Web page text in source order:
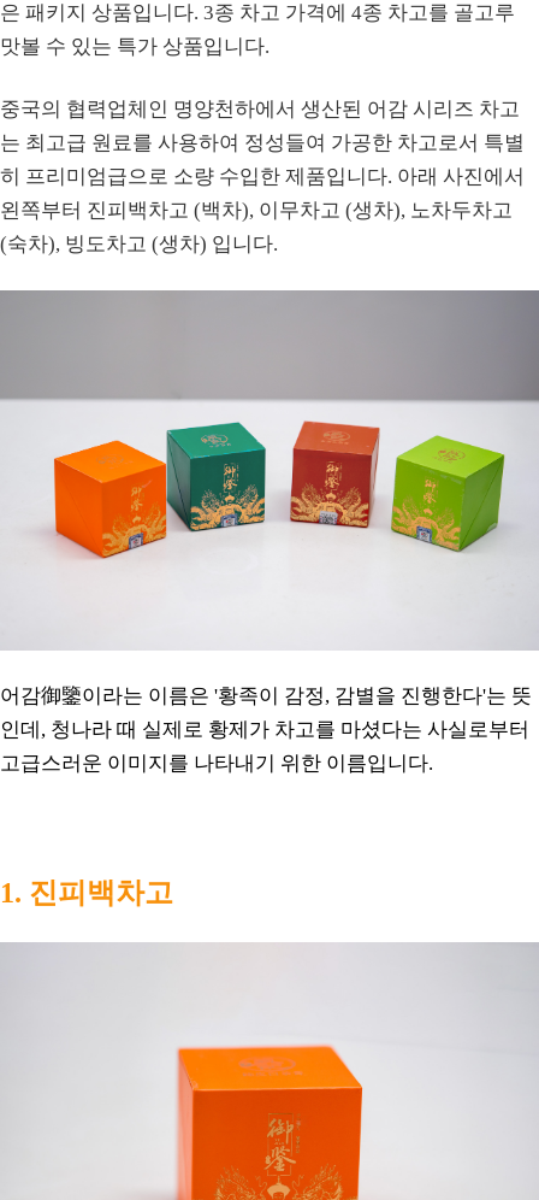
은 패키지 상품입니다. 3종 차고 가격에 4종 차고를 골고루
맛볼 수 있는 특가 상품입니다.
중국의 협력업체인 명양천하에서 생산된 어감 시리즈 차고
는 최고급 원료를 사용하여 정성들여 가공한 차고로서 특별
히 프리미엄급으로 소량 수입한 제품입니다. 아래 사진에서
왼쪽부터 진피백차고 (백차), 이무차고 (생차), 노차두차고
(숙차), 빙도차고 (생차) 입니다.
어감御鑒이라는 이름은 '황족이 감정, 감별을 진행한다'는 뜻
인데, 청나라 때 실제로 황제가 차고를 마셨다는 사실로부터
고급스러운 이미지를 나타내기 위한 이름입니다.
1. 진피백차고